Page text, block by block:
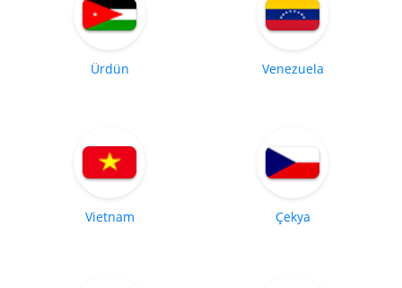
Ürdün Venezuela
Vietnam Çekya